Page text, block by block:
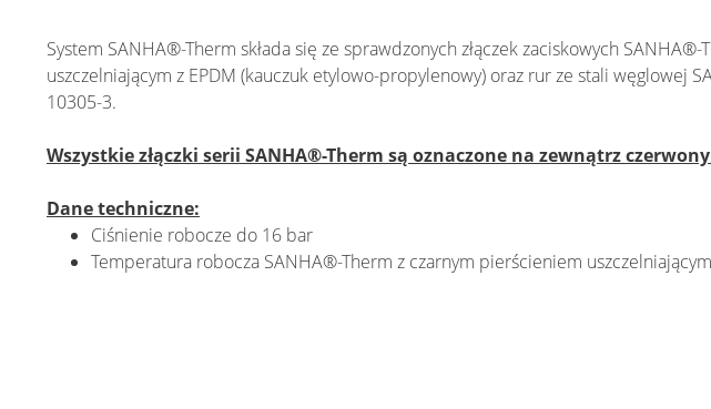
System SANHA®-Therm składa się ze sprawdzonych złączek zaciskowych
uszczelniającym z EPDM (kauczuk etylowo-propylenowy) oraz rur ze stali węglowej
10305-3.
Wszystkie złączki serii SANHA®-Therm są oznaczone na zewnątrz
Dane techniczne:
Ciśnienie robocze do 16 bar
Temperatura robocza SANHA®-Therm z czarnym pierścieniem